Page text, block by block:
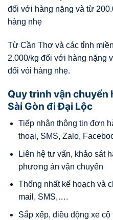
đối với hàng nặng và từ
hàng nhẹ
Từ Cần Thơ và các tỉnh
2.000/kg đối với hàng nặng
đối vói hàng nhẹ.
Quy trình vận chuyển
Sài Gòn đi Đại Lộc
Tiếp nhận thông tin đơn
thoại, SMS, Zalo,
Liên hệ tư vấn, khảo sát
phương án vận chuyển
Thống nhất kế hoạch và
mail, SMS,….
Sắp xếp, điều động xe